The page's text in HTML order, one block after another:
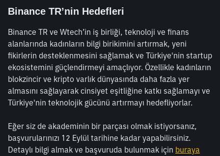
Binance TR’nin Hedefleri
Binance TR ve Wtech’in iş birliği, teknoloji ve finans
alanlarında kadınların bilgi birikimini artırmak, yeni
fikirlerin desteklenmesini sağlamak ve Türkiye'nin startup
ekosistemini güçlendirmeyi amaçlıyor. Özellikle kadınların
blokzincir ve kripto varlık dünyasında daha fazla yer
almasını sağlayarak cinsiyet eşitliğine katkı sağlamayı ve
Türkiye'nin teknolojik gücünü artırmayı hedefliyorlar.
Eğer siz de akademinin bir parçası olmak istiyorsanız,
başvurularınızı 12 Eylül tarihine kadar yapabilirsiniz.
Detaylı bilgi almak ve başvuruda bulunmak için buraya